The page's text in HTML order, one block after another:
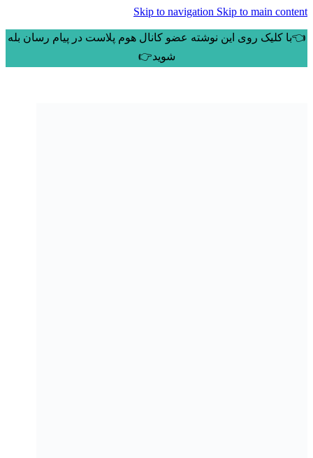
Skip to navigation Skip to main content
👈با کلیک روی این نوشته عضو کانال هوم پلاست در پیام رسان بله
شوید👉